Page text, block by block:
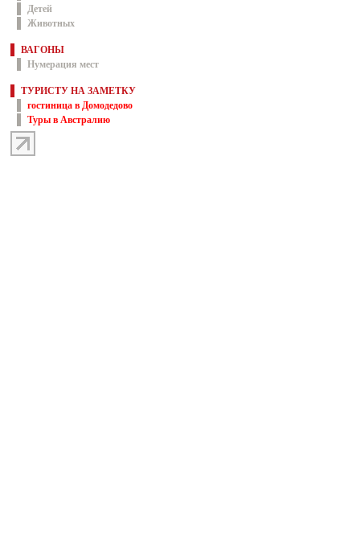
Детей
Животных
ВАГОНЫ
Нумерация мест
ТУРИСТУ НА ЗАМЕТКУ
гостиница в Домодедово
Туры в Австралию